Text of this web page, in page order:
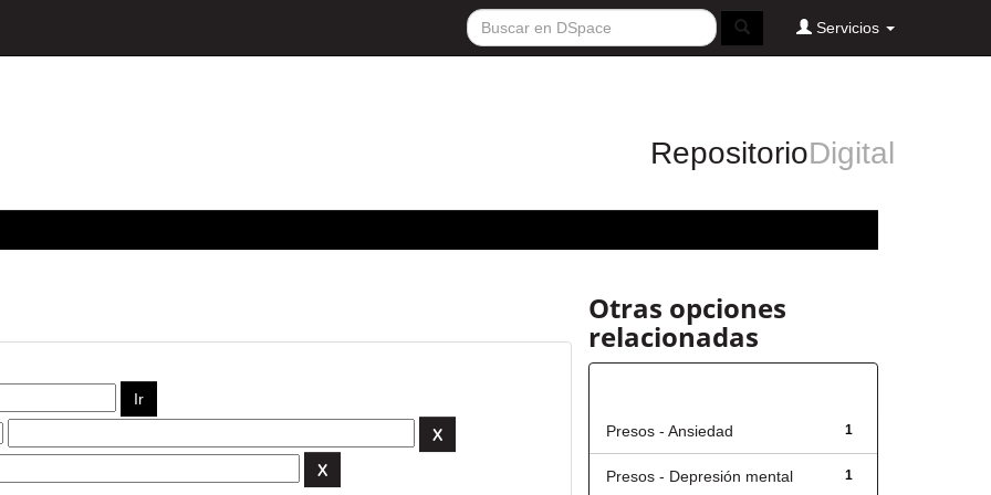
Servicios
RepositorioDigital
Otras opciones
relacionadas
1
Presos - Ansiedad
1
Presos - Depresión mental